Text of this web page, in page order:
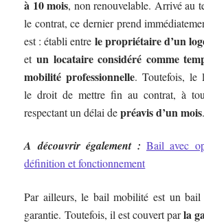
à 10 mois, non renouvelable. Arrivé au
le contrat, ce dernier prend
est : établi entre le propriétaire d’un
et un locataire considéré comme
mobilité professionnelle. Toutefois, le
le droit de mettre fin au contrat, à
respectant un délai depréavis d’un mois.
A découvrir également : Bail avec
définition et fonctionnement
Par ailleurs, le bail mobilité est un bail
garantie. Toutefois, il est couvert parla